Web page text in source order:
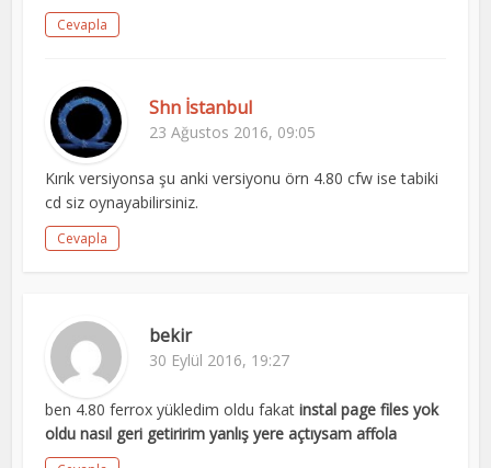
Cevapla
Shn İstanbul
23 Ağustos 2016, 09:05
Kırık versiyonsa şu anki versiyonu örn 4.80 cfw ise tabiki
cd siz oynayabilirsiniz.
Cevapla
bekir
30 Eylül 2016, 19:27
ben 4.80 ferrox yükledim oldu fakatinstal page files yok
oldu nasıl geri getiririm yanlış yere açtıysam affola